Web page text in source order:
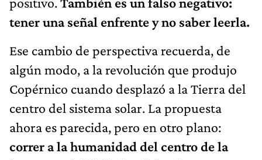
tener una señal enfrente y no saber leerla.
Ese cambio de perspectiva recuerda, de
algún modo, a la revolución que produjo
Copérnico cuando desplazó a la Tierra del
centro del sistema solar. La propuesta
ahora es parecida, pero en otro plano:
correr a la humanidad del centro de la